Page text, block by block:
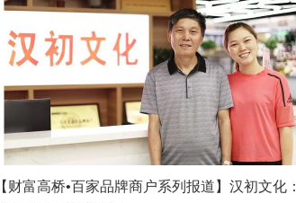
【财富高桥•百家品牌商户系列报道】汉初文化：